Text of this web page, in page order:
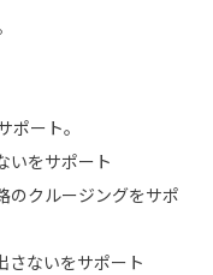
ート。
いをサポート
のクルージングをサポ
さないをサポート